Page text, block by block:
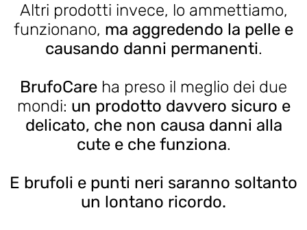
Altri prodotti invece, lo ammettiamo,
funzionano, ma aggredendo la pelle e
causando danni permanenti.
BrufoCare ha preso il meglio dei due
mondi: un prodotto davvero sicuro e
delicato, che non causa danni alla
cute e che funziona.
E brufoli e punti neri saranno soltanto
un lontano ricordo.